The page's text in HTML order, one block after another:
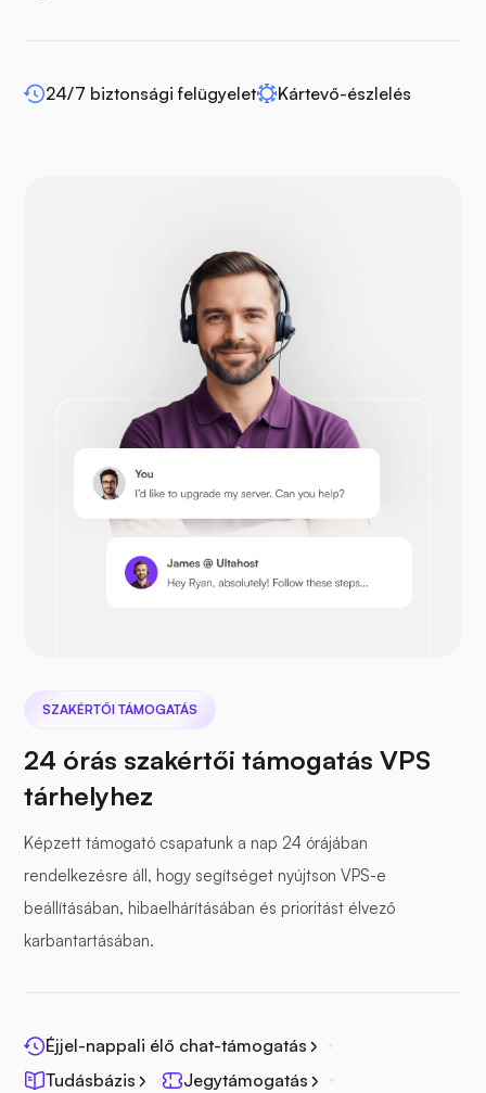
Drupal
OpenCart
Prestashop
Nextcloud
Tengeri filé
24/7 biztonsági felügyelet Kártevő-észlelés
SZAKÉRTŐI TÁMOGATÁS
24 órás szakértői támogatás VPS
tárhelyhez
Képzett támogató csapatunk a nap 24 órájában
rendelkezésre áll, hogy segítséget nyújtson VPS-e
beállításában, hibaelhárításában és prioritást élvező
karbantartásában.
Éjjel-nappali élő chat-támogatás
Tudásbázis
Jegytámogatás